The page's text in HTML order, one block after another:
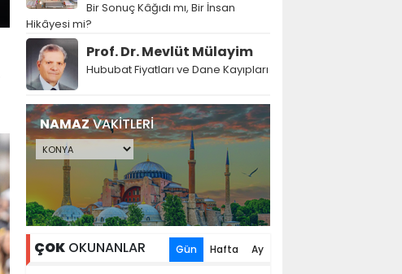
Bir Sonuç Kâğıdı mı, Bir İnsan
Hikâyesi mi?
Prof. Dr. Mevlüt Mülayim
Hububat Fiyatları ve Dane Kayıpları
NAMAZVAKİTLERİ
ÇOK OKUNANLAR Gün Hafta Ay